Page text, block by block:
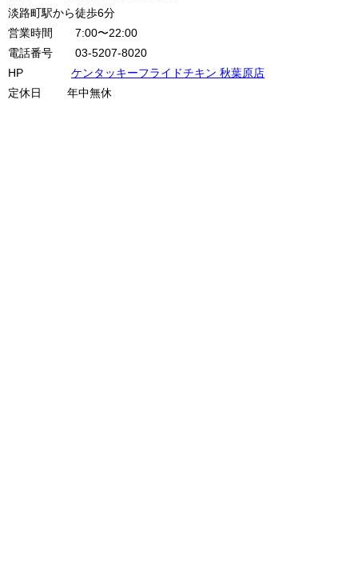
淡路町駅から徒歩6分
営業時間 7:00〜22:00
電話番号 03-5207-8020
HP ケンタッキーフライドチキン 秋葉原店
定休日 年中無休